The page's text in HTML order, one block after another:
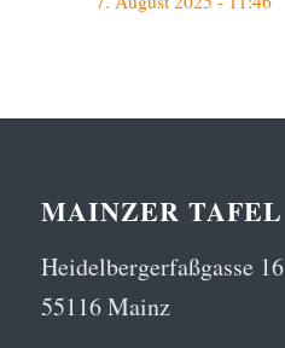
MAINZER TAFEL
Heidelbergerfaßgasse 16
55116 Mainz